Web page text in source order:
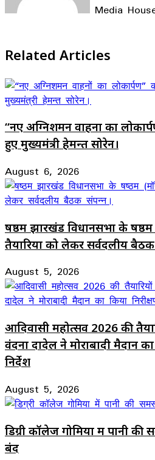
Media
Related Articles
“नए अग्निशमन वाहनों का
हुए मुख्यमंत्री हेमन्त सोरेन।
August 6, 2026
षष्ठम झारखंड विधानसभा के
तैयारियों को लेकर सर्वदलीय बैठक
August 5, 2026
आदिवासी महोत्सव 2026 की
वंदना दादेल ने मोराबादी मैदान
निर्देश
August 5, 2026
डिग्री कॉलेज गोमिया में पानी
बंद